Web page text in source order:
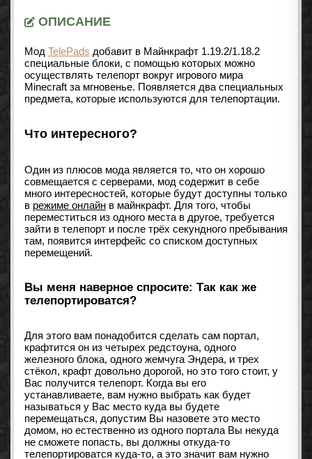
ОПИСАНИЕ
Мод TelePads добавит в Майнкрафт 1.19.2/1.18.2
специальные блоки, с помощью которых можно
осуществлять телепорт вокруг игрового мира
Minecraft за мгновенье. Появляется два специальных
предмета, которые используются для телепортации.
Что интересного?
Один из плюсов мода является то, что он хорошо
совмещается с серверами, мод содержит в себе
много интересностей, которые будут доступны только
в режиме онлайн в майнкрафт. Для того, чтобы
переместиться из одного места в другое, требуется
зайти в телепорт и после трёх секундного пребывания
там, появится интерфейс со списком доступных
перемещений.
Вы меня наверное спросите: Так как же
телепортироватся?
Для этого вам понадобится сделать сам портал,
крафтится он из четырех редстоуна, одного
железного блока, одного жемчуга Эндера, и трех
стёкол, крафт довольно дорогой, но это того стоит, у
Вас получится телепорт. Когда вы его
устанавливаете, вам нужно выбрать как будет
называться у Вас место куда вы будете
перемещаться, допустим Вы назовете это место
домом, но естественно из одного портала Вы некуда
не сможете попасть, вы должны откуда-то
телепортироватся куда-то, а это значит вам нужно